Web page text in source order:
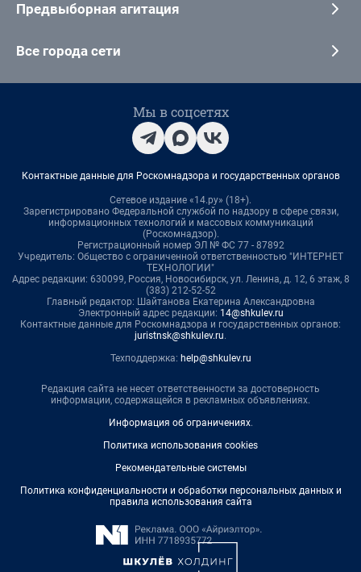
Предвыборная агитация
Все города сети
Мы в соцсетях
Контактные данные для Роскомнадзора и государственных органов
Сетевое издание «14.ру» (18+).
Зарегистрировано Федеральной службой по надзору в сфере связи,
информационных технологий и массовых коммуникаций
(Роскомнадзор).
Регистрационный номер ЭЛ № ФС 77 - 87892
Учредитель: Общество с ограниченной ответственностью "ИНТЕРНЕТ
ТЕХНОЛОГИИ"
Адрес редакции: 630099, Россия, Новосибирск, ул. Ленина, д. 12, 6 этаж, 8
(383) 212-52-52
Главный редактор: Шайтанова Екатерина Александровна
Электронный адрес редакции: 14@shkulev.ru
Контактные данные для Роскомнадзора и государственных органов:
juristnsk@shkulev.ru.
Техподдержка: help@shkulev.ru
Редакция сайта не несет ответственности за достоверность
информации, содержащейся в рекламных объявлениях.
Информация об ограничениях.
Политика использования cookies
Рекомендательные системы
Политика конфиденциальности и обработки персональных данных и
правила использования сайта